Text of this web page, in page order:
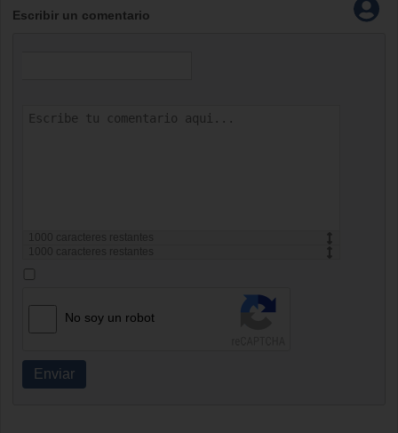
Escribir un comentario
1000
caracteres restantes
1000
caracteres restantes
No soy un robot
Enviar